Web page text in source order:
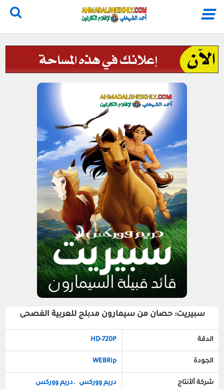
سبيريت: حصان من سيمارون مدبلج للعربية الفصحى
الدقة HD-720P
الجودة WEBRip
شركة ألأنتاج دريم ووركس .دريم ووركس